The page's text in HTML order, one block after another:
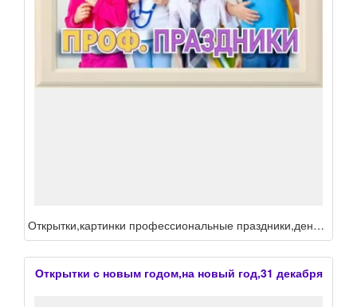
Открытки,картинки профессиональные праздники,день энергетика,день стоматолога,день бухгалтера,день медика,день юриста,день бармена,день парикмахера,день кинолога,день фотографа,день филолога
Открытки с новым годом,на новый год,31 декабря